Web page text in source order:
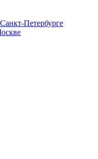
Петербурге